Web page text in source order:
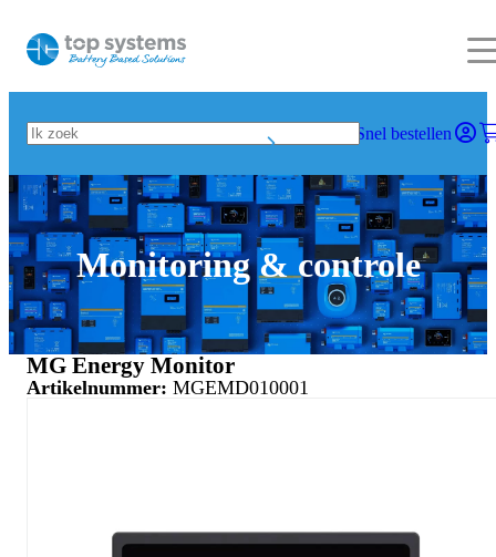
Snel bestellen
Monitoring & controle
MG Energy Monitor
Artikelnummer: MGEMD010001